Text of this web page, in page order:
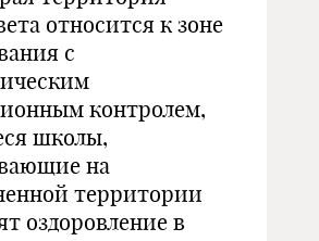
относится к зоне
с
контролем,
школы,
на
территории
оздоровление в